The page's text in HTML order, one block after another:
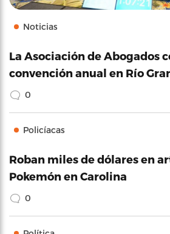
Noticias
La Asociación de Abogados
convención anual en Río
0
Policíacas
Roban miles de dólares en
Pokemón en Carolina
0